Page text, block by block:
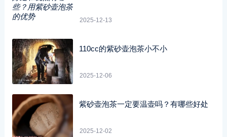
2025-12-13
110cc的紫砂壶泡茶小不小
2025-12-06
紫砂壶泡茶一定要温壶吗？有哪些好处
2025-12-02